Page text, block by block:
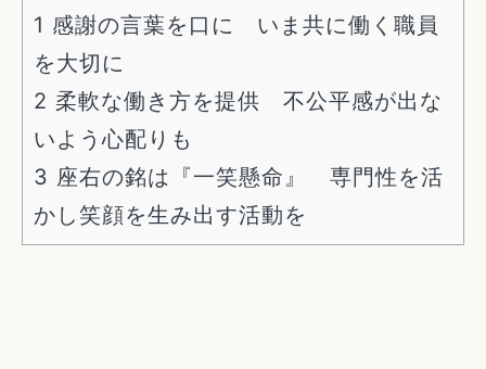
1 感謝の言葉を口に いま共に働く職員
を大切に
2 柔軟な働き方を提供 不公平感が出な
いよう心配りも
3 座右の銘は『一笑懸命』 専門性を活
かし笑顔を生み出す活動を